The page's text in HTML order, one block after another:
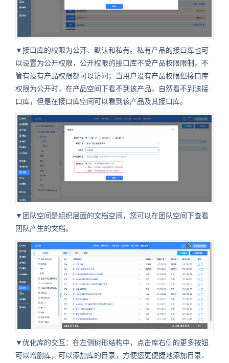
▼接口库的权限为公开、默认和私有。私有产品的接口库也可
以设置为公开权限，公开权限的接口库不受产品权限限制，不
管有没有产品权限都可以访问；当用户没有产品权限但接口库
权限为公开时，在产品空间下看不到该产品，自然看不到该接
口库，但是在接口库空间可以看到该产品及其接口库。
▼团队空间是组织层面的文档空间，您可以在团队空间下查看
团队产生的文档。
▼优化库的交互：在左侧树形结构中，点击库右侧的更多按钮
可以增删库，可以添加库的目录，方便您更便捷地添加目录、